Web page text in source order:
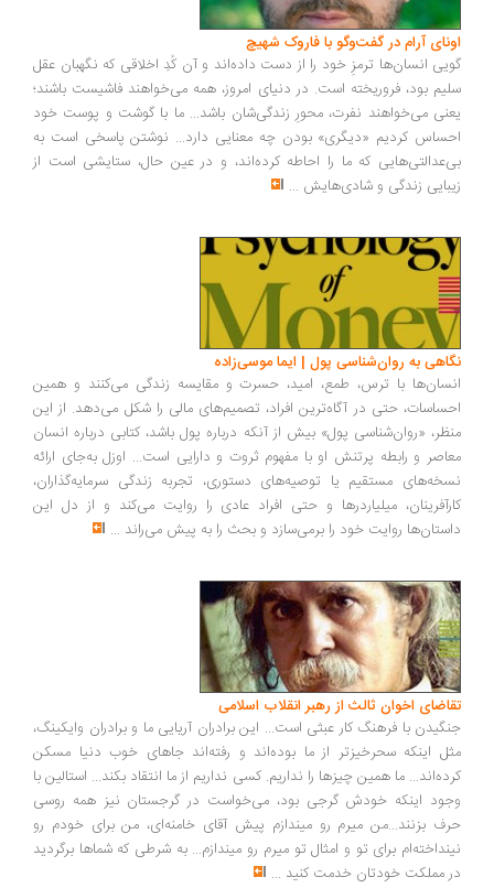
آرام در گفت‌وگو با فاروک شهیچ‭
انسان‌ها ترمزِ خود را از دست داده‌اند و آن کُدِ اخلاقی که نگهبان عقل
بود، فروریخته است. در دنیای امروز، همه می‌خواهند فاشیست باشند؛
می‌خواهند نفرت، محورِ زندگی‌شان باشد... ما با گوشت و پوست خود
کردیم «دیگری» بودن چه معنایی دارد... نوشتن پاسخی است به
که ما را احاطه کرده‌اند، و در عین حال، ستایشی است از
زندگی و شادی‌هایش...
به روان‌شناسی پول | ایما موسی‌زاده
با ترس، طمع، امید، حسرت و مقایسه زندگی می‌کنند و همین
حتی در آگاه‌ترین افراد، تصمیم‌های مالی را شکل می‌دهد. از این
«روان‌شناسی پول» بیش از آنکه درباره پول باشد، کتابی درباره انسان
و رابطه پرتنش او با مفهوم ثروت و دارایی است... اوزل به‌جای ارائه
مستقیم یا توصیه‌های دستوری، تجربه زندگی سرمایه‌گذاران،
میلیاردرها و حتی افراد عادی را روایت می‌کند و از دل این
روایت خود را برمی‌سازد و بحث را به پیش می‌راند ...
اخوان ثالث از رهبر انقلاب اسلامی
با فرهنگ کار عبثی است... این برادران آریایی ما و برادران وایکینگ،
اینکه سحرخیزتر از ما بوده‌اند و رفته‌اند جاهای خوب دنیا مسکن
ما همین چیزها را نداریم. کسی نداریم از ما انتقاد بکند... استالین با
اینکه خودش گرجی بود، می‌خواست در گرجستان نیز همه روسی
بزنند...من میرم رو میندازم پیش آقای خامنه‌ای، من برای خودم رو
برای تو و امثال تو میرم رو میندازم... به شرطی که شماها برگردید
مملکت خودتان خدمت کنید...